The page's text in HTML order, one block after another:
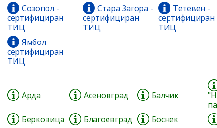
Созопол -
сертифициран
ТИЦ
Стара Загора -
сертифициран
ТИЦ
Тетевен -
сертифициран
ТИЦ
Ямбол -
сертифициран
ТИЦ
Арда Асеновград Балчик
Берковица
Благоевград
Боснек